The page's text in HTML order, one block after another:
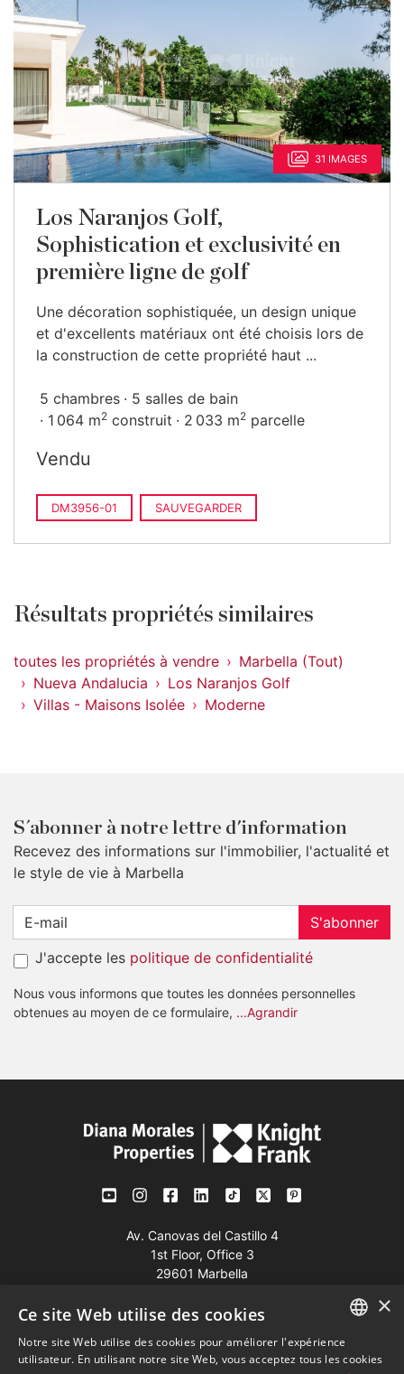
31 IMAGES
Los Naranjos Golf,
Sophistication et exclusivité en
première ligne de golf
Une décoration sophistiquée, un design unique
et d'excellents matériaux ont été choisis lors de
la construction de cette propriété haut ...
5 chambres
5 salles de bain
1 064 m2 construit 2 033 m2 parcelle
Vendu
DM3956-01 SAUVEGARDER
Résultats propriétés similaires
toutes les propriétés à vendre
Marbella (Tout)
Nueva Andalucia
Los Naranjos Golf
Villas - Maisons Isolée
Moderne
S´abonner à notre lettre d'information
Recevez des informations sur l'immobilier, l'actualité et
le style de vie à Marbella
S'abonner
J'accepte les politique de confidentialité
Nous vous informons que toutes les données personnelles
obtenues au moyen de ce formulaire, ...Agrandir
Av. Canovas del Castillo 4
1st Floor, Office 3
29601 Marbella
Tél:+34 952 765 138
ENGLISH
×
Ce site Web utilise des cookies
Notre site Web utilise des cookies pour améliorer l'expérience
utilisateur. En utilisant notre site Web, vous acceptez tous les cookies